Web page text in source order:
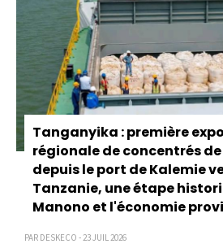
Tanganyika : première
régionale de concentrés
depuis le port de Kalemie
Tanzanie, une étape
Manono et l'économie
PAR DESKECO - 23 JUIL 2026